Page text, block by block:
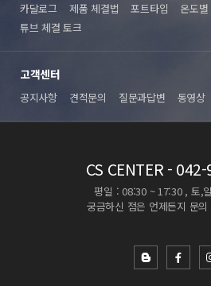
카달로그 제품 체결법 포트타입 온도
튜브 체결 토크
고객센터
공지사항 견적문의 질문과답변 동영상
CS CENTER -
평일 : 08:30 ~ 17:30 , 토,
궁금하신 점은 언제든지 문